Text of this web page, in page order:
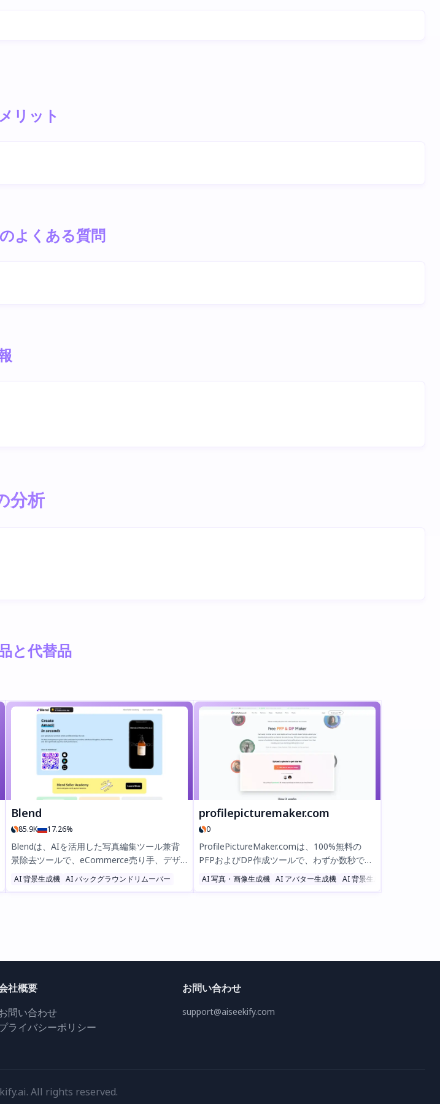
リット
よくある質問
分析
と代替品
AI 背景生成機
Blend
85.9K 17.26%
Blendは、AIを活用した写真編集ツール兼背
景除去ツールで、eCommerce売り手、デザ
イナー、マーケターが数秒でプロ級の画像を
作成するのを支援します。背景の除去、AIに
AI 背景生成機 AI バックグラウンドリムーバー
profilepicturemaker.com
0
ProfilePictureMaker.comは、100%無料の
PFPおよびDP作成ツールで、わずか数秒で素
晴らしく目を引くプロフィール画像を作成で
きます。LinkedIn、Instagram、TikTokなど
AI 写真・画像生成機 AI アバター生成機 AI 背景生成機
社概要
問い合わせ
ライバシーポリシー
お問い合わせ
support@aiseekify.com
All rights reserved.